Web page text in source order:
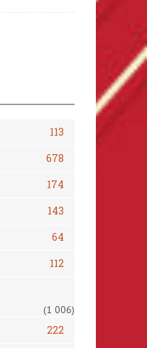
113
678
174
143
64
112
(1 006)
222